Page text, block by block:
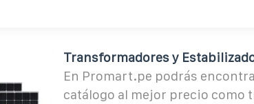
Transformadores y
En Promart.pe podrás
catálogo al mejor precio como